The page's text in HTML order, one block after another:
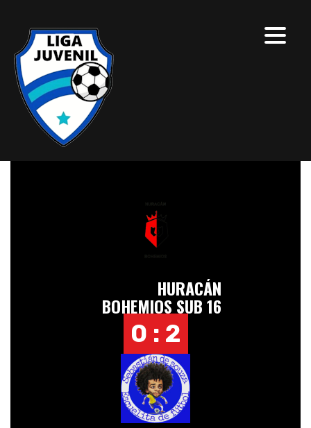
HURACÁN
BOHEMIOS SUB 16
0 : 2